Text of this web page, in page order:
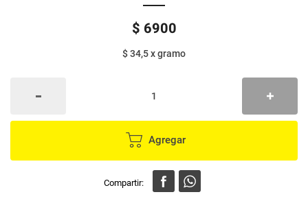
$ 6900
$ 34,5xgramo
Agregar